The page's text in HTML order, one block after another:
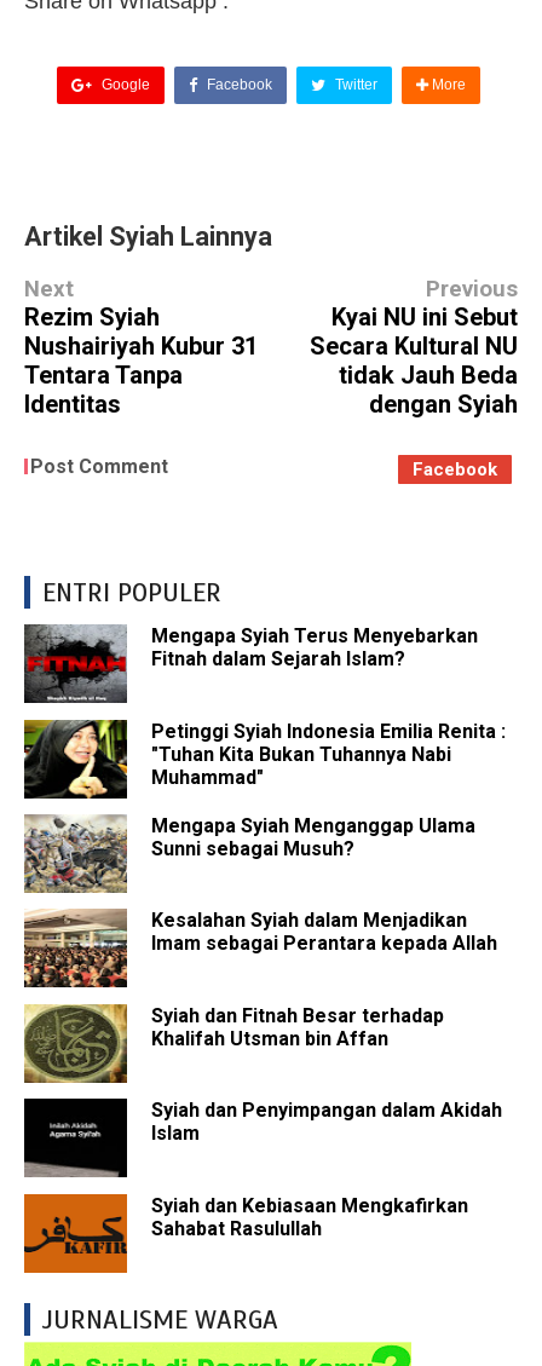
Google Facebook Twitter More
Artikel Syiah Lainnya
Next
Rezim Syiah
Nushairiyah Kubur 31
Tentara Tanpa
Identitas
Previous
Kyai NU ini Sebut
Secara Kultural NU
tidak Jauh Beda
dengan Syiah
Post Comment Facebook
ENTRI POPULER
Mengapa Syiah Terus Menyebarkan
Fitnah dalam Sejarah Islam?
Petinggi Syiah Indonesia Emilia Renita :
"Tuhan Kita Bukan Tuhannya Nabi
Muhammad"
Mengapa Syiah Menganggap Ulama
Sunni sebagai Musuh?
Kesalahan Syiah dalam Menjadikan
Imam sebagai Perantara kepada Allah
Syiah dan Fitnah Besar terhadap
Khalifah Utsman bin Affan
Syiah dan Penyimpangan dalam Akidah
Islam
Syiah dan Kebiasaan Mengkafirkan
Sahabat Rasulullah
JURNALISME WARGA